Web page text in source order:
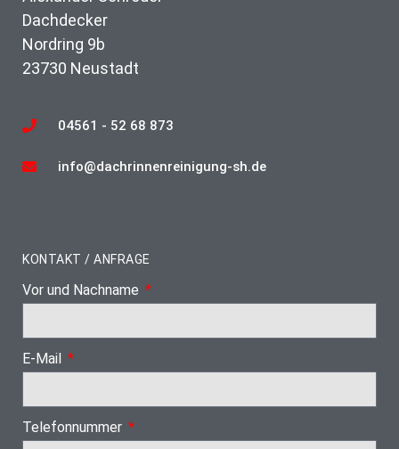
Dachdecker
Nordring 9b
23730 Neustadt
04561 - 52 68 873
info@dachrinnenreinigung-sh.de
KONTAKT / ANFRAGE
Vor und Nachname
E-Mail
Telefonnummer